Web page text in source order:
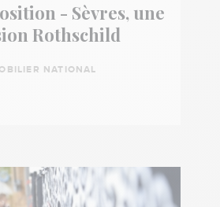
- Sèvres, une
Rothschild
NATIONAL